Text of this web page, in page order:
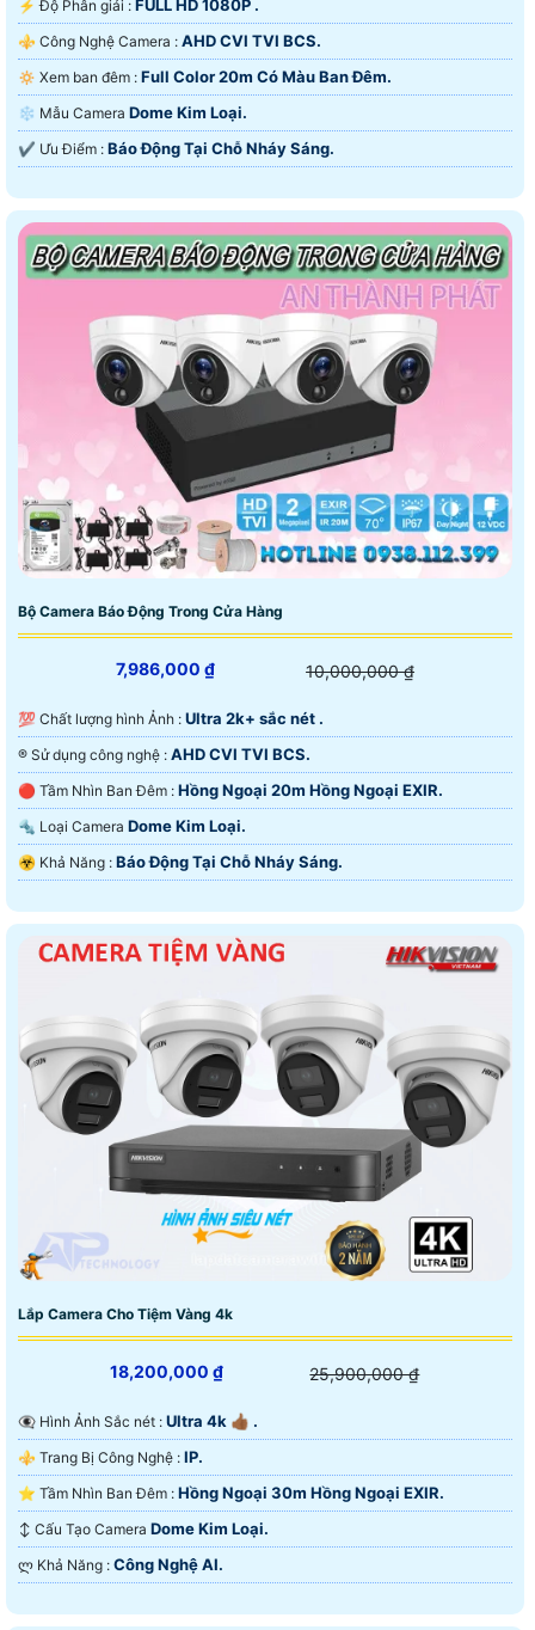
️⚡ Độ Phân giải : FULL HD 1080P .
⚜️ Công Nghệ Camera : AHD CVI TVI BCS.
🔅 Xem ban đêm : Full Color 20m Có Màu Ban Đêm.
❄ Mẫu Camera Dome Kim Loại.
️✔️ Ưu Điểm : Báo Động Tại Chỗ Nháy Sáng.
Bộ Camera Báo Động Trong Cửa Hàng
7,986,000 ₫ 10,000,000 ₫
💯 Chất lượng hình Ảnh : Ultra 2k+ sắc nét .
®️ Sử dụng công nghệ : AHD CVI TVI BCS.
🔴 Tầm Nhìn Ban Đêm : Hồng Ngoại 20m Hồng Ngoại EXIR.
🔩 Loại Camera Dome Kim Loại.
️☣️ Khả Năng : Báo Động Tại Chỗ Nháy Sáng.
Lắp Camera Cho Tiệm Vàng 4k
18,200,000 ₫ 25,900,000 ₫
👁️‍🗨 Hình Ảnh Sắc nét : Ultra 4k 👍🏾 .
⚜️ Trang Bị Công Nghệ : IP.
⭐ Tầm Nhìn Ban Đêm : Hồng Ngoại 30m Hồng Ngoại EXIR.
↕️ Cấu Tạo Camera Dome Kim Loại.
️ლ Khả Năng : Công Nghệ AI.